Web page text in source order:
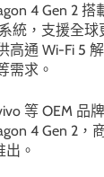
4 Gen 2 搭
統，支援全
高通 Wi-Fi 5
需求。
等 OEM 品
4 Gen 2，
。